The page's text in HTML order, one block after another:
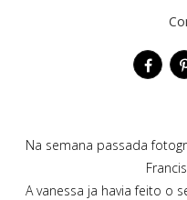
Na semana passada
A vanessa ja havia feito o